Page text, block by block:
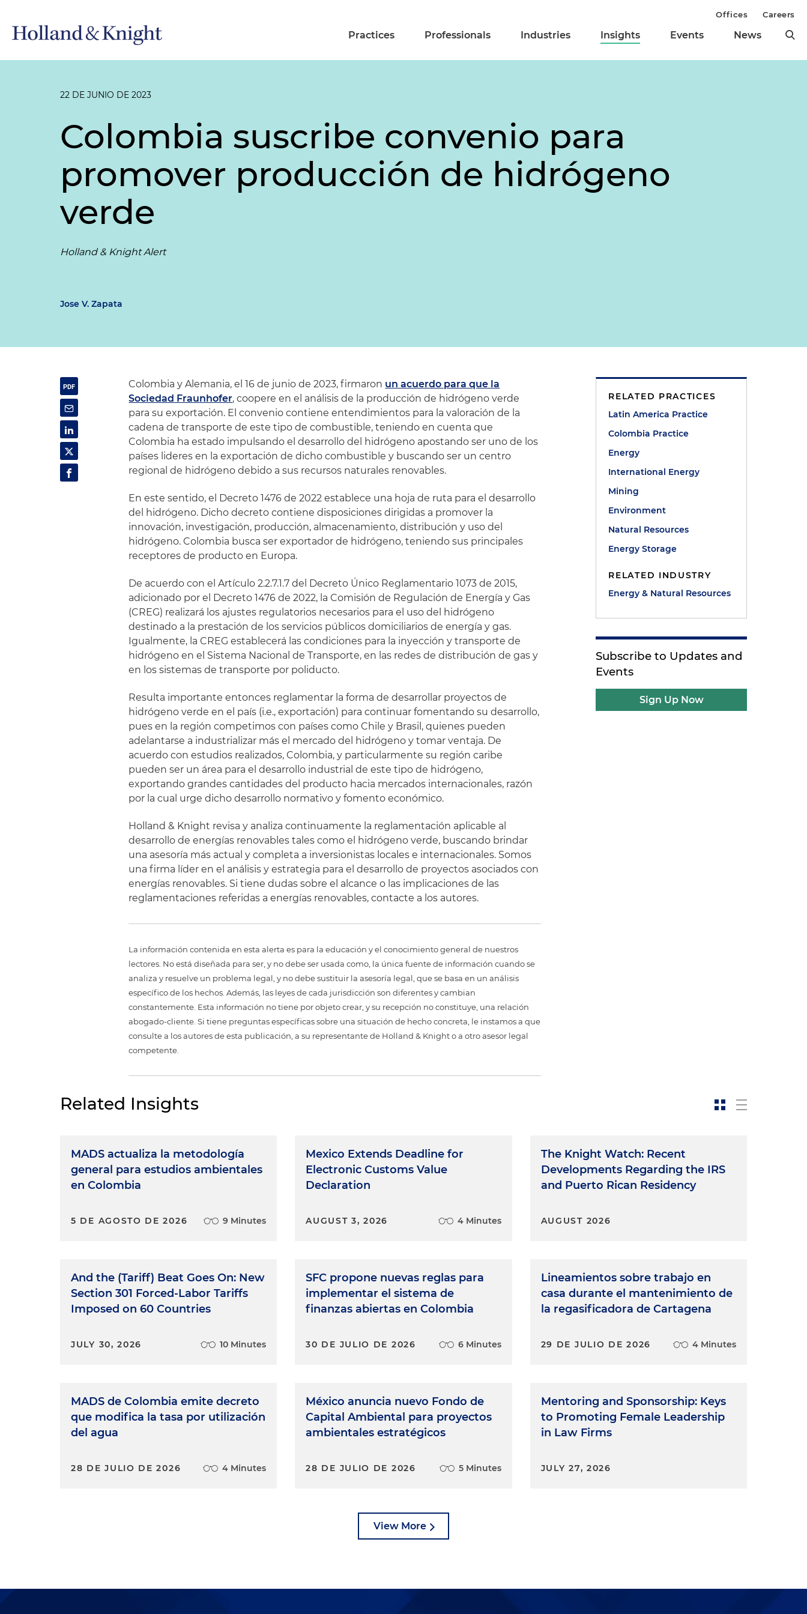
Practices Professionals Industries Insights Events News
Offices Careers
22 DE JUNIO DE 2023
Colombia suscribe convenio para
promover producción de hidrógeno
verde
Holland & Knight Alert
Jose V. Zapata
Colombia y Alemania, el 16 de junio de 2023, firmaron un acuerdo para que la
Sociedad Fraunhofer, coopere en el análisis de la producción de hidrógeno verde
para su exportación. El convenio contiene entendimientos para la valoración de la
cadena de transporte de este tipo de combustible, teniendo en cuenta que
Colombia ha estado impulsando el desarrollo del hidrógeno apostando ser uno de los
países lideres en la exportación de dicho combustible y buscando ser un centro
regional de hidrógeno debido a sus recursos naturales renovables.
En este sentido, el Decreto 1476 de 2022 establece una hoja de ruta para el desarrollo
del hidrógeno. Dicho decreto contiene disposiciones dirigidas a promover la
innovación, investigación, producción, almacenamiento, distribución y uso del
hidrógeno. Colombia busca ser exportador de hidrógeno, teniendo sus principales
receptores de producto en Europa.
De acuerdo con el Artículo 2.2.7.1.7 del Decreto Único Reglamentario 1073 de 2015,
adicionado por el Decreto 1476 de 2022, la Comisión de Regulación de Energía y Gas
(CREG) realizará los ajustes regulatorios necesarios para el uso del hidrógeno
destinado a la prestación de los servicios públicos domiciliarios de energía y gas.
Igualmente, la CREG establecerá las condiciones para la inyección y transporte de
hidrógeno en el Sistema Nacional de Transporte, en las redes de distribución de gas y
en los sistemas de transporte por poliducto.
Resulta importante entonces reglamentar la forma de desarrollar proyectos de
hidrógeno verde en el país (i.e., exportación) para continuar fomentando su desarrollo,
pues en la región competimos con países como Chile y Brasil, quienes pueden
adelantarse a industrializar más el mercado del hidrógeno y tomar ventaja. De
acuerdo con estudios realizados, Colombia, y particularmente su región caribe
pueden ser un área para el desarrollo industrial de este tipo de hidrógeno,
exportando grandes cantidades del producto hacia mercados internacionales, razón
por la cual urge dicho desarrollo normativo y fomento económico.
Holland & Knight revisa y analiza continuamente la reglamentación aplicable al
desarrollo de energías renovables tales como el hidrógeno verde, buscando brindar
una asesoría más actual y completa a inversionistas locales e internacionales. Somos
una firma líder en el análisis y estrategia para el desarrollo de proyectos asociados con
energías renovables. Si tiene dudas sobre el alcance o las implicaciones de las
reglamentaciones referidas a energías renovables, contacte a los autores.
La información contenida en esta alerta es para la educación y el conocimiento general de nuestros
lectores. No está diseñada para ser, y no debe ser usada como, la única fuente de información cuando se
analiza y resuelve un problema legal, y no debe sustituir la asesoría legal, que se basa en un análisis
específico de los hechos. Además, las leyes de cada jurisdicción son diferentes y cambian
constantemente. Esta información no tiene por objeto crear, y su recepción no constituye, una relación
abogado-cliente. Si tiene preguntas específicas sobre una situación de hecho concreta, le instamos a que
consulte a los autores de esta publicación, a su representante de Holland & Knight o a otro asesor legal
competente.
RELATED PRACTICES
Latin America Practice
Colombia Practice
Energy
International Energy
Mining
Environment
Natural Resources
Energy Storage
RELATED INDUSTRY
Energy & Natural Resources
Subscribe to Updates and
Events
Sign Up Now
Related Insights
MADS actualiza la metodología
general para estudios ambientales
en Colombia
5 DE AGOSTO DE 2026 9 Minutes
And the (Tariff) Beat Goes On: New
Section 301 Forced-Labor Tariffs
Imposed on 60 Countries
JULY 30, 2026 10 Minutes
MADS de Colombia emite decreto
que modifica la tasa por utilización
del agua
28 DE JULIO DE 2026 4 Minutes
Mexico Extends Deadline for
Electronic Customs Value
Declaration
AUGUST 3, 2026 4 Minutes
SFC propone nuevas reglas para
implementar el sistema de
finanzas abiertas en Colombia
30 DE JULIO DE 2026 6 Minutes
México anuncia nuevo Fondo de
Capital Ambiental para proyectos
ambientales estratégicos
28 DE JULIO DE 2026 5 Minutes
The Knight Watch: Recent
Developments Regarding the IRS
and Puerto Rican Residency
AUGUST 2026
Lineamientos sobre trabajo en
casa durante el mantenimiento de
la regasificadora de Cartagena
29 DE JULIO DE 2026 4 Minutes
Mentoring and Sponsorship: Keys
to Promoting Female Leadership
in Law Firms
JULY 27, 2026
View More